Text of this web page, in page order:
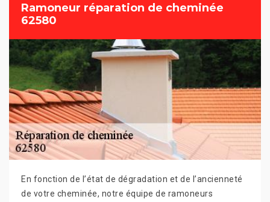
Ramoneur réparation de cheminée
62580
En fonction de l’état de dégradation et de l’ancienneté
de votre cheminée, notre équipe de ramoneurs